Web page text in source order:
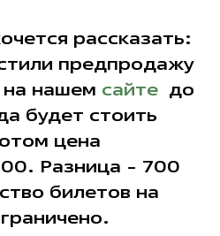
рассказать:
предпродажу
на нашем сайтедо
будет стоить
цена
Разница - 700
билетов на